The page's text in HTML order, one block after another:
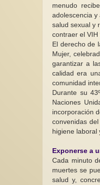
menudo
adolescencia
salud sexual y
contraer el
El derecho de
Mujer,
garantizar a
calidad era
comunidad
Durante su
Naciones
incorporación
convenidas
higiene laboral
Exponerse a
Cada minuto
muertes se
salud y,